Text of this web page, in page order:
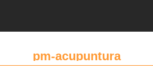
pm-acupuntura